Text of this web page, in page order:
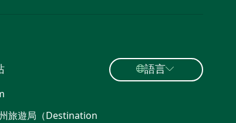
旅遊局（Destination
語言